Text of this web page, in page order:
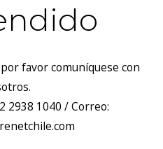
favor comuníquese con
2938 1040 / Correo: